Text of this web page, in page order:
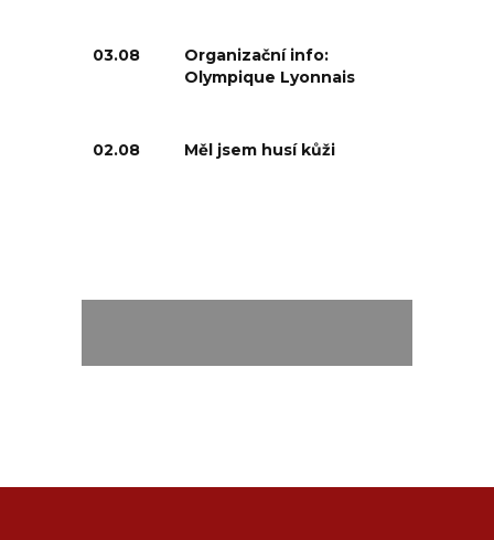
03.08
Organizační info:
Olympique Lyonnais
02.08 Měl jsem husí kůži